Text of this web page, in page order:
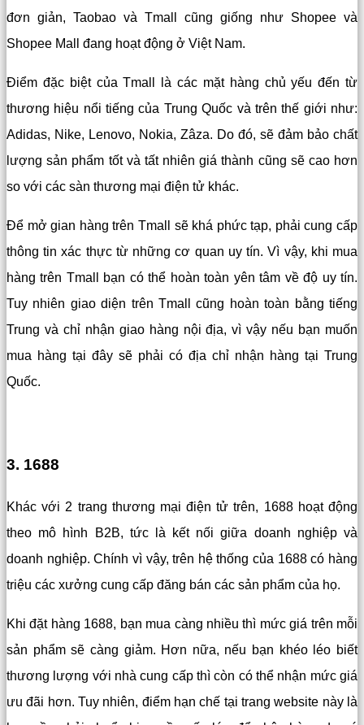
đơn giản, Taobao và Tmall cũng giống như Shopee và
Shopee Mall đang hoạt động ở Việt Nam.
Điểm đặc biệt của Tmall là các mặt hàng chủ yếu đến từ
thương hiệu nổi tiếng của Trung Quốc và trên thế giới như:
Adidas, Nike, Lenovo, Nokia, Zâza. Do đó, sẽ đảm bảo chất
lượng sản phẩm tốt và tất nhiên giá thành cũng sẽ cao hơn
so với các sàn thương mại điện tử khác.
Để mở gian hàng trên Tmall sẽ khá phức tạp, phải cung cấp
thông tin xác thực từ những cơ quan uy tín. Vì vậy, khi mua
hàng trên Tmall bạn có thể hoàn toàn yên tâm về độ uy tín.
Tuy nhiên giao diện trên Tmall cũng hoàn toàn bằng tiếng
Trung và chỉ nhận giao hàng nội địa, vì vậy nếu bạn muốn
mua hàng tại đây sẽ phải có địa chỉ nhận hàng tại Trung
Quốc.
3. 1688
Khác với 2 trang thương mại điện tử trên, 1688 hoạt động
theo mô hình B2B, tức là kết nối giữa doanh nghiệp và
doanh nghiệp. Chính vì vậy, trên hệ thống của 1688 có hàng
triệu các xưởng cung cấp đăng bán các sản phẩm của họ.
Khi đặt hàng 1688, bạn mua càng nhiều thì mức giá trên mỗi
sản phẩm sẽ càng giảm. Hơn nữa, nếu bạn khéo léo biết
thương lượng với nhà cung cấp thì còn có thể nhận mức giá
ưu đãi hơn. Tuy nhiên, điểm hạn chế tại trang website này là